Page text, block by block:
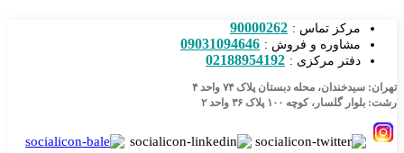
مرکز تماس : 90000262
مشاوره و فروش : 09031094646
دفتر مرکزی : 02188954192
تهران: سیدخندان، محله دبستان پلاک ۷۴ واحد ۴
رشت: بلوار گلسار، کوچه ۱۰۰ پلاک ۳۶ واحد ۲